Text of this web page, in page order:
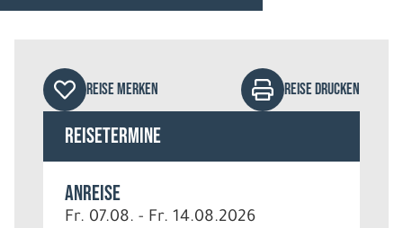
REISE MERKEN REISE DRUCKEN
Reisetermine
Anreise
Fr. 07.08. - Fr. 14.08.2026